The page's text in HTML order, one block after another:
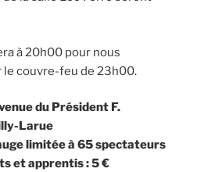
à 20h00 pour nous
couvre-feu de 23h00.
du Président F.
Larue
limitée à 65 spectateurs
et apprentis : 5 €